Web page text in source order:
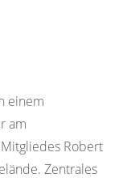
einem
am
Robert
Zentrales